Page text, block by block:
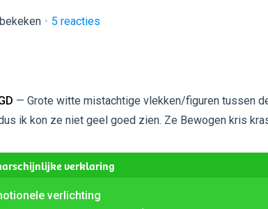
5 reacties
— Grote witte mistachtige vlekken/figuren tussen
ik kon ze niet geel goed zien. Ze Bewogen kris
verklaring
verlichting